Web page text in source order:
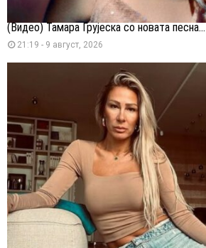
(Видео) Тамара Грујеска со новата песна...
21:19 - 9 август, 2026